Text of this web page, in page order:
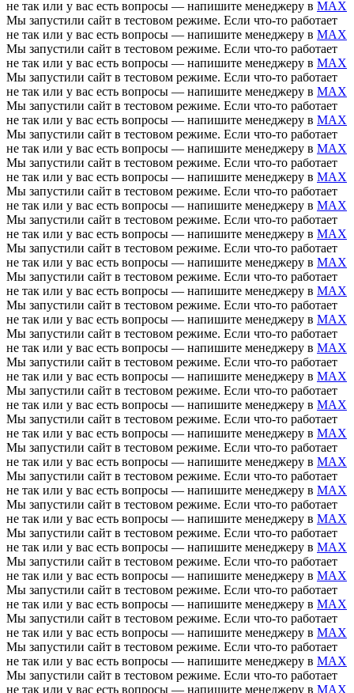
не так или у вас есть вопросы — напишите менеджеру в MAX
Мы запустили сайт в тестовом режиме. Если что-то работает
не так или у вас есть вопросы — напишите менеджеру в MAX
Мы запустили сайт в тестовом режиме. Если что-то работает
не так или у вас есть вопросы — напишите менеджеру в MAX
Мы запустили сайт в тестовом режиме. Если что-то работает
не так или у вас есть вопросы — напишите менеджеру в MAX
Мы запустили сайт в тестовом режиме. Если что-то работает
не так или у вас есть вопросы — напишите менеджеру в MAX
Мы запустили сайт в тестовом режиме. Если что-то работает
не так или у вас есть вопросы — напишите менеджеру в MAX
Мы запустили сайт в тестовом режиме. Если что-то работает
не так или у вас есть вопросы — напишите менеджеру в MAX
Мы запустили сайт в тестовом режиме. Если что-то работает
не так или у вас есть вопросы — напишите менеджеру в MAX
Мы запустили сайт в тестовом режиме. Если что-то работает
не так или у вас есть вопросы — напишите менеджеру в MAX
Мы запустили сайт в тестовом режиме. Если что-то работает
не так или у вас есть вопросы — напишите менеджеру в MAX
Мы запустили сайт в тестовом режиме. Если что-то работает
не так или у вас есть вопросы — напишите менеджеру в MAX
Мы запустили сайт в тестовом режиме. Если что-то работает
не так или у вас есть вопросы — напишите менеджеру в MAX
Мы запустили сайт в тестовом режиме. Если что-то работает
не так или у вас есть вопросы — напишите менеджеру в MAX
Мы запустили сайт в тестовом режиме. Если что-то работает
не так или у вас есть вопросы — напишите менеджеру в MAX
Мы запустили сайт в тестовом режиме. Если что-то работает
не так или у вас есть вопросы — напишите менеджеру в MAX
Мы запустили сайт в тестовом режиме. Если что-то работает
не так или у вас есть вопросы — напишите менеджеру в MAX
Мы запустили сайт в тестовом режиме. Если что-то работает
не так или у вас есть вопросы — напишите менеджеру в MAX
Мы запустили сайт в тестовом режиме. Если что-то работает
не так или у вас есть вопросы — напишите менеджеру в MAX
Мы запустили сайт в тестовом режиме. Если что-то работает
не так или у вас есть вопросы — напишите менеджеру в MAX
Мы запустили сайт в тестовом режиме. Если что-то работает
не так или у вас есть вопросы — напишите менеджеру в MAX
Мы запустили сайт в тестовом режиме. Если что-то работает
не так или у вас есть вопросы — напишите менеджеру в MAX
Мы запустили сайт в тестовом режиме. Если что-то работает
не так или у вас есть вопросы — напишите менеджеру в MAX
Мы запустили сайт в тестовом режиме. Если что-то работает
не так или у вас есть вопросы — напишите менеджеру в MAX
Мы запустили сайт в тестовом режиме. Если что-то работает
не так или у вас есть вопросы — напишите менеджеру в MAX
Мы запустили сайт в тестовом режиме. Если что-то работает
не так или у вас есть вопросы — напишите менеджеру в MAX